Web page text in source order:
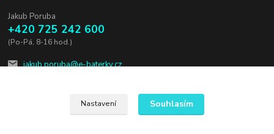
Jakub Poruba
+420 725 242 600
(Po-Pá, 8-16 hod.)
jakub.poruba@e-baterky.cz
Nastavení Souhlasím